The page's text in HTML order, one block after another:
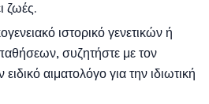
ζωές.
ιστορικό γενετικών ή
συζητήστε με τον
αιματολόγο για την ιδιωτική